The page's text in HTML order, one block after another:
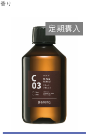
香り
定期購入